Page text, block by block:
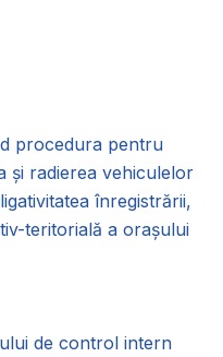
procedura pentru
și radierea vehiculelor
înregistrării,
teritorială a orașului
de control intern